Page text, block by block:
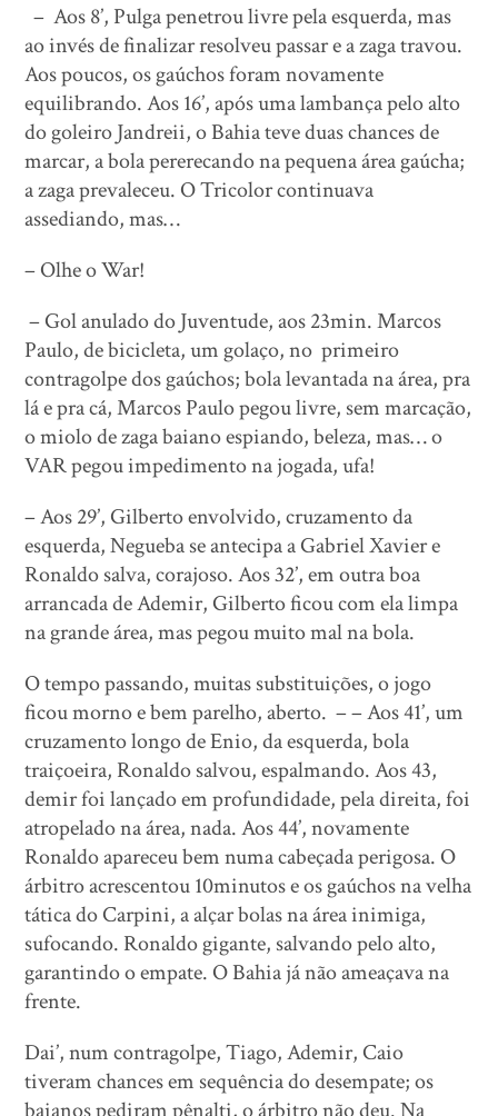
– Aos 8’, Pulga penetrou livre pela esquerda, mas
ao invés de finalizar resolveu passar e a zaga travou.
Aos poucos, os gaúchos foram novamente
equilibrando. Aos 16’, após uma lambança pelo alto
do goleiro Jandreii, o Bahia teve duas chances de
marcar, a bola pererecando na pequena área gaúcha;
a zaga prevaleceu. O Tricolor continuava
assediando, mas…
– Olhe o War!
– Gol anulado do Juventude, aos 23min. Marcos
Paulo, de bicicleta, um golaço, no primeiro
contragolpe dos gaúchos; bola levantada na área, pra
lá e pra cá, Marcos Paulo pegou livre, sem marcação,
o miolo de zaga baiano espiando, beleza, mas… o
VAR pegou impedimento na jogada, ufa!
– Aos 29’, Gilberto envolvido, cruzamento da
esquerda, Negueba se antecipa a Gabriel Xavier e
Ronaldo salva, corajoso. Aos 32’, em outra boa
arrancada de Ademir, Gilberto ficou com ela limpa
na grande área, mas pegou muito mal na bola.
O tempo passando, muitas substituições, o jogo
ficou morno e bem parelho, aberto. – – Aos 41’, um
cruzamento longo de Enio, da esquerda, bola
traiçoeira, Ronaldo salvou, espalmando. Aos 43,
demir foi lançado em profundidade, pela direita, foi
atropelado na área, nada. Aos 44’, novamente
Ronaldo apareceu bem numa cabeçada perigosa. O
árbitro acrescentou 10minutos e os gaúchos na velha
tática do Carpini, a alçar bolas na área inimiga,
sufocando. Ronaldo gigante, salvando pelo alto,
garantindo o empate. O Bahia já não ameaçava na
frente.
Dai’, num contragolpe, Tiago, Ademir, Caio
tiveram chances em sequência do desempate; os